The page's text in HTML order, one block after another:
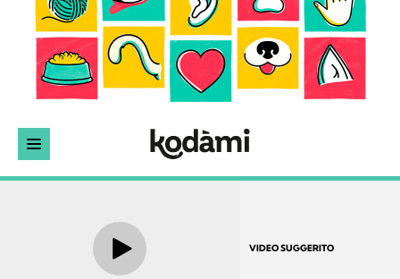
VIDEO SUGGERITO